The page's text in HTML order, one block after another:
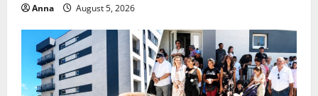
Anna August 5, 2026